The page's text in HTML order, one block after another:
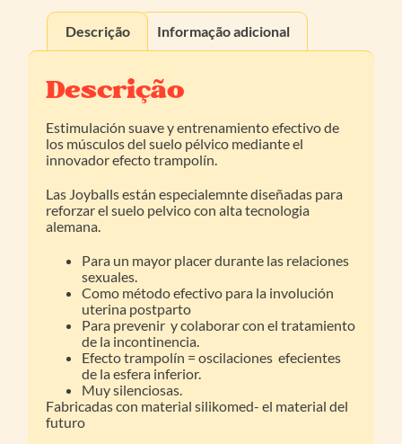
Descrição Informação adicional
Descrição
Estimulación suave y entrenamiento efectivo de
los músculos del suelo pélvico mediante el
innovador efecto trampolín.
Las Joyballs están especialemnte diseñadas para
reforzar el suelo pelvico con alta tecnologia
alemana.
Para un mayor placer durante las relaciones
sexuales.
Como método efectivo para la involución
uterina postparto
Para prevenir y colaborar con el tratamiento
de la incontinencia.
Efecto trampolín = oscilaciones efecientes
de la esfera inferior.
Muy silenciosas.
Fabricadas con material silikomed- el material del
futuro